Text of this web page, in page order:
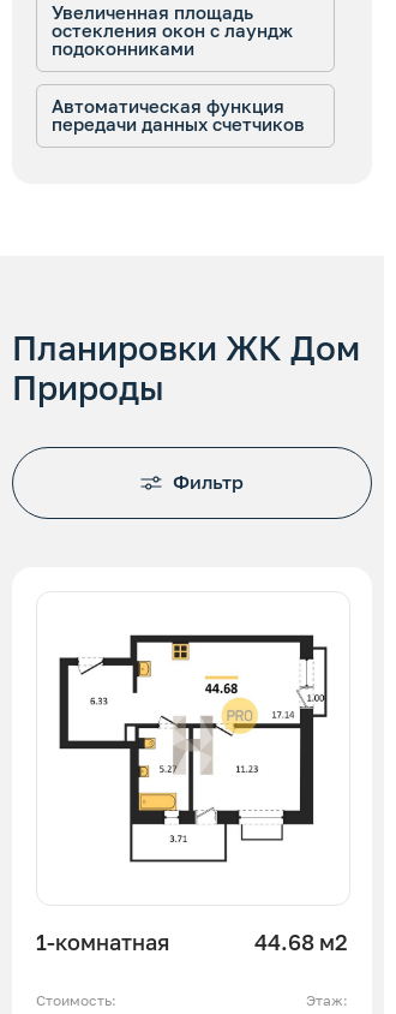
Увеличенная площадь
остекления окон с лаундж
подоконниками
Автоматическая функция
передачи данных счетчиков
Планировки ЖК Дом
Природы
Фильтр
1-комнатная 44.68 м2
Стоимость: Этаж: